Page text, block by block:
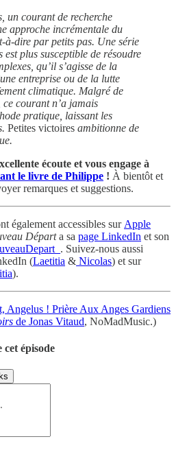
un courant de recherche
approche incrémentale du
à-dire par petits pas. Une série
est plus susceptible de résoudre
qu’il s’agisse de la
entreprise ou de la lutte
climatique. Malgré de
ce courant n’a jamais
pratique, laissant les
Petites victoires ambitionne de
écoute et vous engage à
le livre de Philippe ! À bientôt et
remarques et suggestions.
également accessibles sur Apple
Départa sa page LinkedIn et son
. Suivez-nous aussi
(Laetitia & Nicolas) et sur
).
Angelus ! Prière Aux Anges Gardiens
de Jonas Vitaud, NoMadMusic.)
cet épisode